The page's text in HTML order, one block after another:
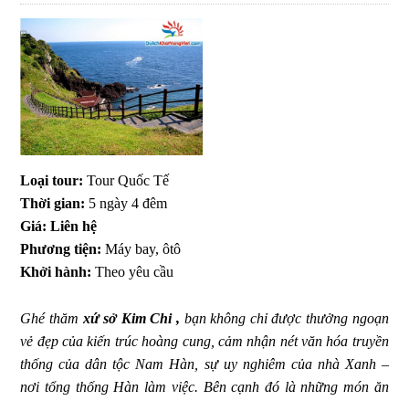
Loại tour:Tour Quốc Tế
Thời gian: 5 ngày 4 đêm
Giá: Liên hệ
Phương tiện:Máy bay, ôtô
Khởi hành:Theo yêu cầu
Ghé thăm xứ sở Kim Chi , bạn không chỉ được thưởng ngoạn
vẻ đẹp của kiến trúc hoàng cung, cảm nhận nét văn hóa truyền
thống của dân tộc Nam Hàn, sự uy nghiêm của nhà Xanh –
nơi tổng thống Hàn làm việc. Bên cạnh đó là những món ăn